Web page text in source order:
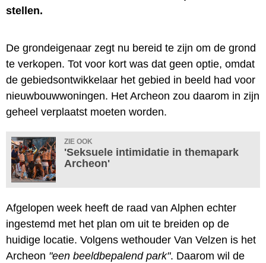
stellen.
De grondeigenaar zegt nu bereid te zijn om de grond
te verkopen. Tot voor kort was dat geen optie, omdat
de gebiedsontwikkelaar het gebied in beeld had voor
nieuwbouwwoningen. Het Archeon zou daarom in zijn
geheel verplaatst moeten worden.
ZIE OOK
'Seksuele intimidatie in themapark
Archeon'
Afgelopen week heeft de raad van Alphen echter
ingestemd met het plan om uit te breiden op de
huidige locatie. Volgens wethouder Van Velzen is het
Archeon "een beeldbepalend park". Daarom wil de